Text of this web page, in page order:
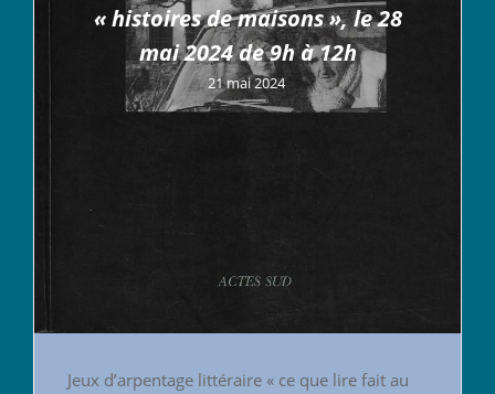
« histoires de maisons », le 28
mai 2024 de 9h à 12h
21 mai 2024
Jeux d’arpentage littéraire « ce que lire fait au